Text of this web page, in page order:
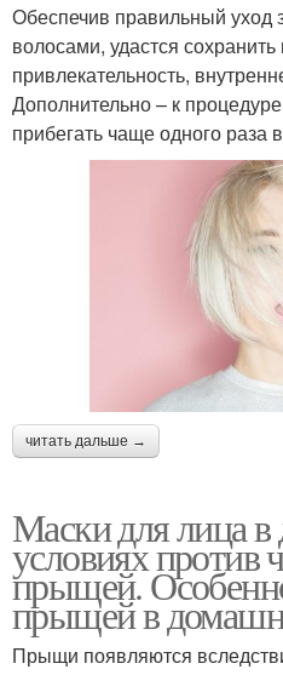
Обеспечив правильный уход
волосами, удастся
привлекательность,
Дополнительно – к
прибегать чаще одного раза
читать дальше →
Маски для лица
условиях против
прыщей.
прыщей в
Прыщи появляются